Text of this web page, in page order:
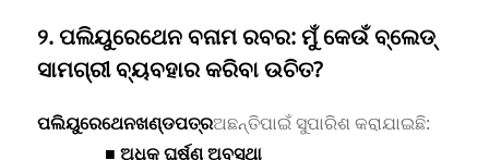
୨. ପଲିୟୁରେଥେନ ବନାମ ରବର: ମୁଁ କେଉଁ ବ୍ଲେଡ୍
ସାମଗ୍ରୀ ବ୍ୟବହାର କରିବା ଉଚିତ?
ପଲିୟୁରେଥେନଖଣ୍ଡପତ୍ରଅଛନ୍ତିପାଇଁ ସୁପାରିଶ କରାଯାଇଛି:
■ ଅଧିକ ଘର୍ଷଣ ଅବସ୍ଥା